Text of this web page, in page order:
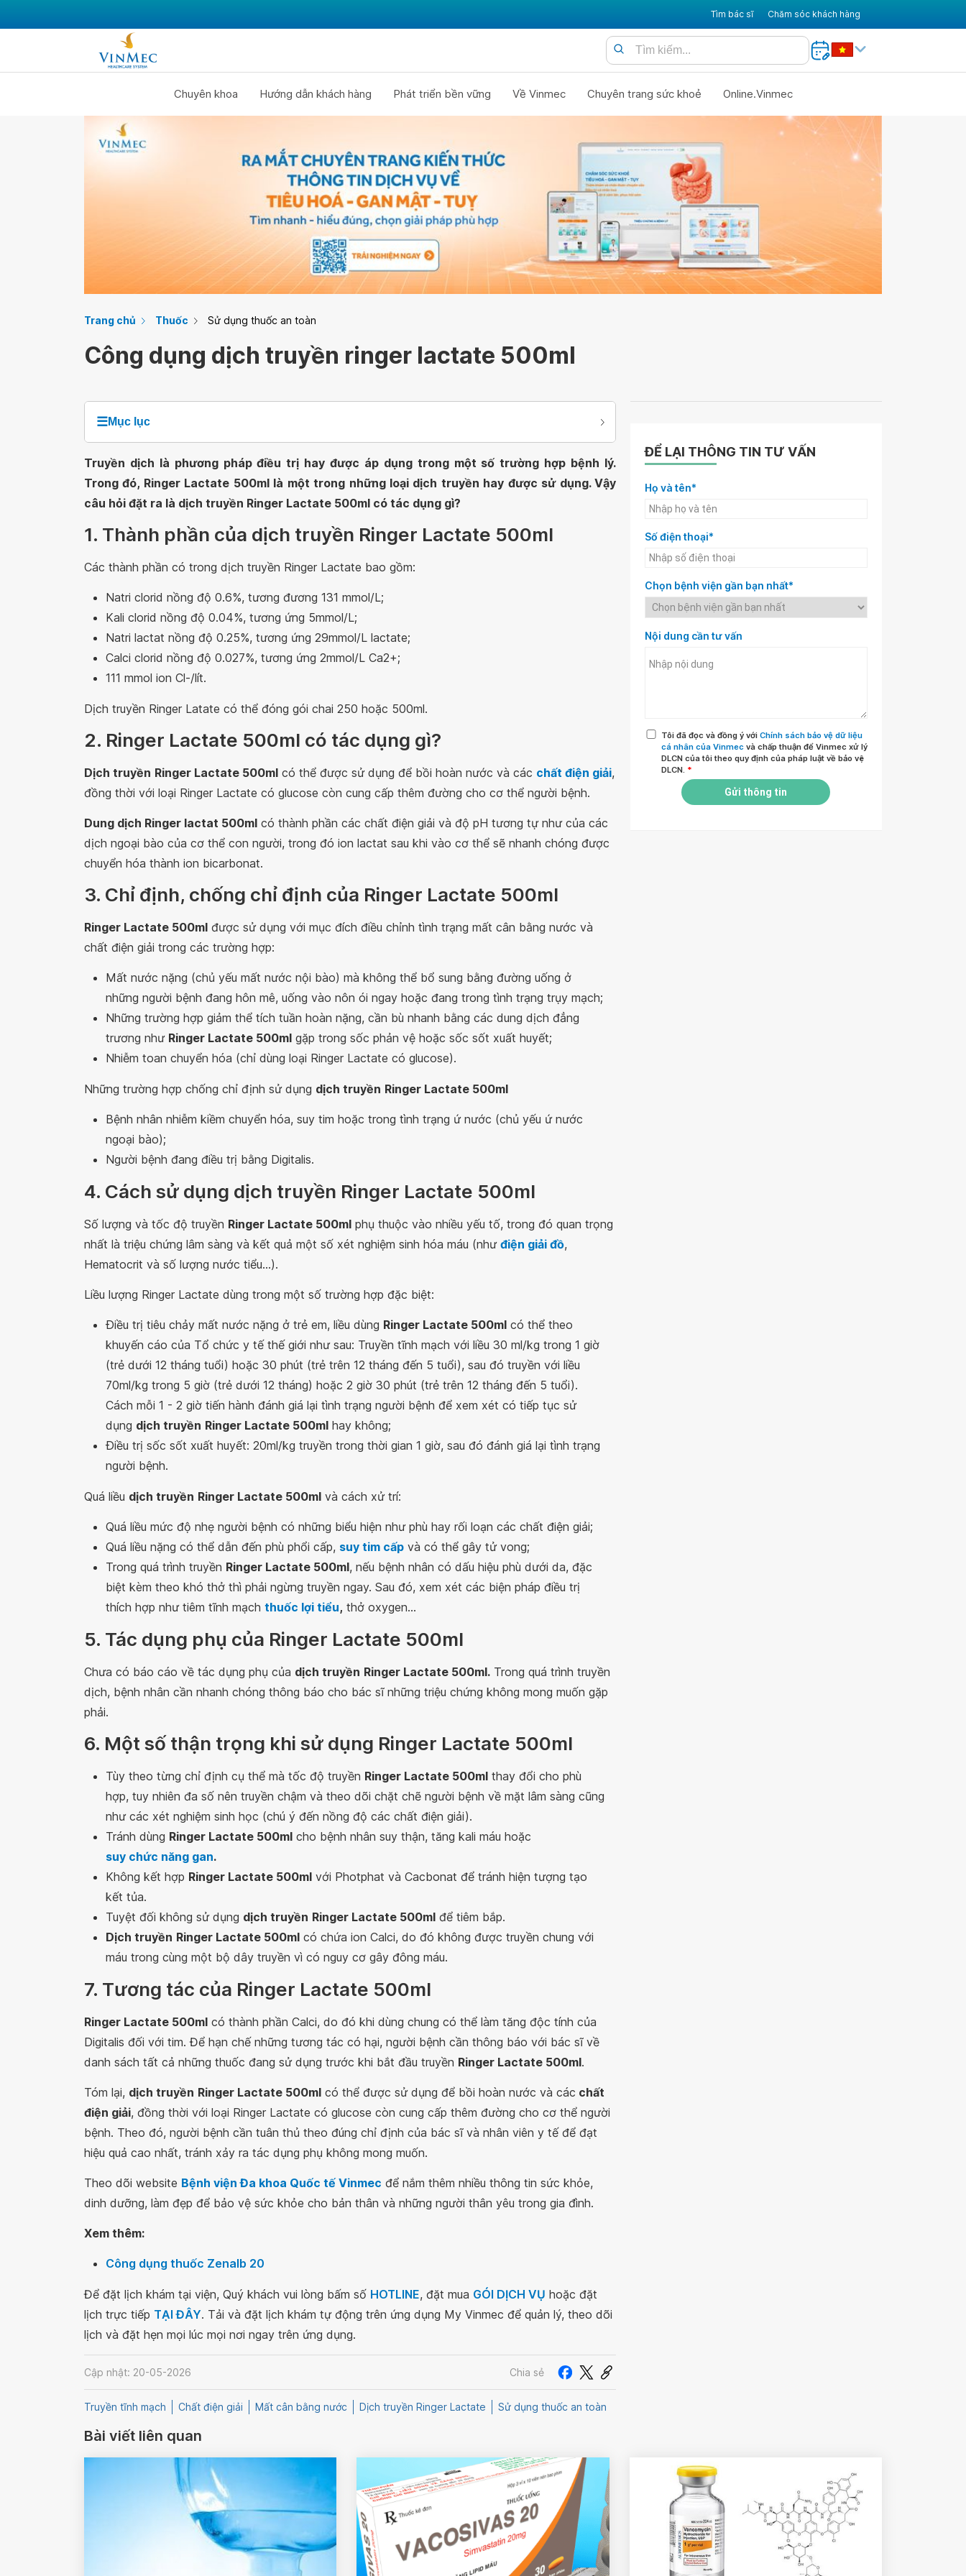
Tìm bác sĩ Chăm sóc khách hàng
Chuyên khoa Hướng dẫn khách hàng Phát triển bền vững Về Vinmec Chuyên trang sức khoẻ Online.Vinmec
Trang chủ Thuốc Sử dụng thuốc an toàn
Công dụng dịch truyền ringer lactate 500ml
☰Mục lục
Truyền dịch là phương pháp điều trị hay được áp dụng trong một số trường hợp bệnh lý.
Trong đó, Ringer Lactate 500ml là một trong những loại dịch truyền hay được sử dụng. Vậy
câu hỏi đặt ra là dịch truyền Ringer Lactate 500ml có tác dụng gì?
1. Thành phần của dịch truyền Ringer Lactate 500ml
Các thành phần có trong dịch truyền Ringer Lactate bao gồm:
Natri clorid nồng độ 0.6%, tương đương 131 mmol/L;
Kali clorid nồng độ 0.04%, tương ứng 5mmol/L;
Natri lactat nồng độ 0.25%, tương ứng 29mmol/L lactate;
Calci clorid nồng độ 0.027%, tương ứng 2mmol/L Ca2+;
111 mmol ion Cl-/lít.
Dịch truyền Ringer Latate có thể đóng gói chai 250 hoặc 500ml.
2. Ringer Lactate 500ml có tác dụng gì?
Dịch truyền Ringer Lactate 500ml có thể được sử dụng để bồi hoàn nước và các chất điện giải,
đồng thời với loại Ringer Lactate có glucose còn cung cấp thêm đường cho cơ thể người bệnh.
Dung dịch Ringer lactat 500ml có thành phần các chất điện giải và độ pH tương tự như của các
dịch ngoại bào của cơ thể con người, trong đó ion lactat sau khi vào cơ thể sẽ nhanh chóng được
chuyển hóa thành ion bicarbonat.
3. Chỉ định, chống chỉ định của Ringer Lactate 500ml
Ringer Lactate 500ml được sử dụng với mục đích điều chỉnh tình trạng mất cân bằng nước và
chất điện giải trong các trường hợp:
Mất nước nặng (chủ yếu mất nước nội bào) mà không thể bổ sung bằng đường uống ở
những người bệnh đang hôn mê, uống vào nôn ói ngay hoặc đang trong tình trạng trụy mạch;
Những trường hợp giảm thể tích tuần hoàn nặng, cần bù nhanh bằng các dung dịch đẳng
trương như Ringer Lactate 500ml gặp trong sốc phản vệ hoặc sốc sốt xuất huyết;
Nhiễm toan chuyển hóa (chỉ dùng loại Ringer Lactate có glucose).
Những trường hợp chống chỉ định sử dụng dịch truyền Ringer Lactate 500ml
Bệnh nhân nhiễm kiềm chuyển hóa, suy tim hoặc trong tình trạng ứ nước (chủ yếu ứ nước
ngoại bào);
Người bệnh đang điều trị bằng Digitalis.
4. Cách sử dụng dịch truyền Ringer Lactate 500ml
Số lượng và tốc độ truyền Ringer Lactate 500ml phụ thuộc vào nhiều yếu tố, trong đó quan trọng
nhất là triệu chứng lâm sàng và kết quả một số xét nghiệm sinh hóa máu (như điện giải đồ,
Hematocrit và số lượng nước tiểu...).
Liều lượng Ringer Lactate dùng trong một số trường hợp đặc biệt:
Ðiều trị tiêu chảy mất nước nặng ở trẻ em, liều dùng Ringer Lactate 500ml có thể theo
khuyến cáo của Tổ chức y tế thế giới như sau: Truyền tĩnh mạch với liều 30 ml/kg trong 1 giờ
(trẻ dưới 12 tháng tuổi) hoặc 30 phút (trẻ trên 12 tháng đến 5 tuổi), sau đó truyền với liều
70ml/kg trong 5 giờ (trẻ dưới 12 tháng) hoặc 2 giờ 30 phút (trẻ trên 12 tháng đến 5 tuổi).
Cách mỗi 1 - 2 giờ tiến hành đánh giá lại tình trạng người bệnh để xem xét có tiếp tục sử
dụng dịch truyền Ringer Lactate 500ml hay không;
Ðiều trị sốc sốt xuất huyết: 20ml/kg truyền trong thời gian 1 giờ, sau đó đánh giá lại tình trạng
người bệnh.
Quá liều dịch truyền Ringer Lactate 500ml và cách xử trí:
Quá liều mức độ nhẹ người bệnh có những biểu hiện như phù hay rối loạn các chất điện giải;
Quá liều nặng có thể dẫn đến phù phổi cấp, suy tim cấp và có thể gây tử vong;
Trong quá trình truyền Ringer Lactate 500ml, nếu bệnh nhân có dấu hiệu phù dưới da, đặc
biệt kèm theo khó thở thì phải ngừng truyền ngay. Sau đó, xem xét các biện pháp điều trị
thích hợp như tiêm tĩnh mạch thuốc lợi tiểu, thở oxygen...
5. Tác dụng phụ của Ringer Lactate 500ml
Chưa có báo cáo về tác dụng phụ của dịch truyền Ringer Lactate 500ml. Trong quá trình truyền
dịch, bệnh nhân cần nhanh chóng thông báo cho bác sĩ những triệu chứng không mong muốn gặp
phải.
6. Một số thận trọng khi sử dụng Ringer Lactate 500ml
Tùy theo từng chỉ định cụ thể mà tốc độ truyền Ringer Lactate 500ml thay đổi cho phù
hợp, tuy nhiên đa số nên truyền chậm và theo dõi chặt chẽ người bệnh về mặt lâm sàng cũng
như các xét nghiệm sinh học (chú ý đến nồng độ các chất điện giải).
Tránh dùng Ringer Lactate 500ml cho bệnh nhân suy thận, tăng kali máu hoặc
suy chức năng gan.
Không kết hợp Ringer Lactate 500ml với Photphat và Cacbonat để tránh hiện tượng tạo
kết tủa.
Tuyệt đối không sử dụng dịch truyền Ringer Lactate 500ml để tiêm bắp.
Dịch truyền Ringer Lactate 500ml có chứa ion Calci, do đó không được truyền chung với
máu trong cùng một bộ dây truyền vì có nguy cơ gây đông máu.
7. Tương tác của Ringer Lactate 500ml
Ringer Lactate 500ml có thành phần Calci, do đó khi dùng chung có thể làm tăng độc tính của
Digitalis đối với tim. Để hạn chế những tương tác có hại, người bệnh cần thông báo với bác sĩ về
danh sách tất cả những thuốc đang sử dụng trước khi bắt đầu truyền Ringer Lactate 500ml.
Tóm lại, dịch truyền Ringer Lactate 500ml có thể được sử dụng để bồi hoàn nước và các chất
điện giải, đồng thời với loại Ringer Lactate có glucose còn cung cấp thêm đường cho cơ thể người
bệnh. Theo đó, người bệnh cần tuân thủ theo đúng chỉ định của bác sĩ và nhân viên y tế để đạt
hiệu quả cao nhất, tránh xảy ra tác dụng phụ không mong muốn.
Theo dõi website Bệnh viện Đa khoa Quốc tế Vinmec để nắm thêm nhiều thông tin sức khỏe,
dinh dưỡng, làm đẹp để bảo vệ sức khỏe cho bản thân và những người thân yêu trong gia đình.
Xem thêm:
Công dụng thuốc Zenalb 20
Để đặt lịch khám tại viện, Quý khách vui lòng bấm số HOTLINE, đặt mua GÓI DỊCH VỤ hoặc đặt
lịch trực tiếp TẠI ĐÂY. Tải và đặt lịch khám tự động trên ứng dụng My Vinmec để quản lý, theo dõi
lịch và đặt hẹn mọi lúc mọi nơi ngay trên ứng dụng.
Cập nhật: 20-05-2026 Chia sẻ
Truyền tĩnh mạch Chất điện giải Mất cân bằng nước Dịch truyền Ringer Lactate Sử dụng thuốc an toàn
ĐỂ LẠI THÔNG TIN TƯ VẤN
Họ và tên*
Số điện thoại*
Chọn bệnh viện gần bạn nhất*
Nội dung cần tư vấn
Tôi đã đọc và đồng ý với Chính sách bảo vệ dữ liệu
cá nhân của Vinmec và chấp thuận để Vinmec xử lý
DLCN của tôi theo quy định của pháp luật về bảo vệ
DLCN. *
Gửi thông tin
Bài viết liên quan